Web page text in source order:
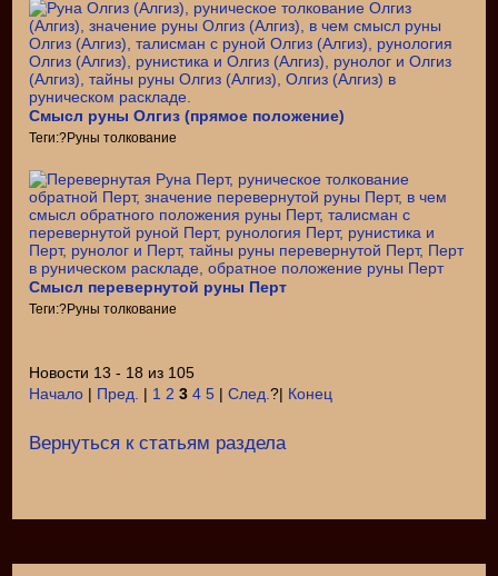
Смысл руны Олгиз (прямое положение)
Теги:?Руны толкование
Смысл перевернутой руны Перт
Теги:?Руны толкование
Новости 13 - 18 из 105
Начало | Пред. | 1 2 3 4 5 |След.?| Конец
Вернуться к статьям раздела